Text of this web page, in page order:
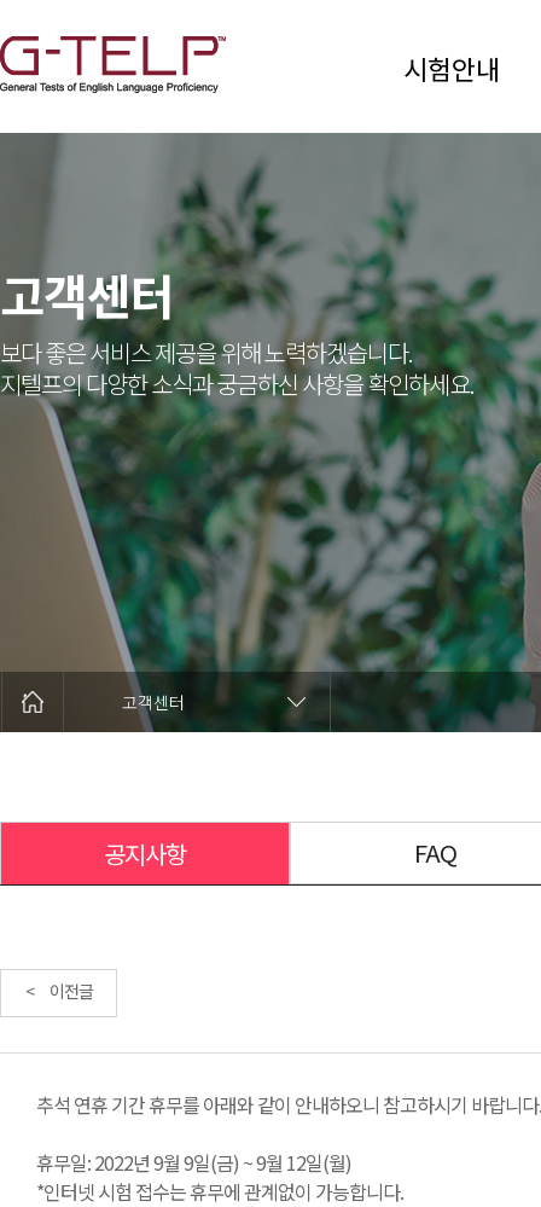
시험안내
고객센터
보다 좋은 서비스 제공을 위해 노력하겠습니다.
지텔프의 다양한 소식과 궁금하신 사항을 확인하세요.
고객센터
공지사항 FAQ
< 이전글
추석 연휴 기간 휴무를 아래와 같이 안내하오니 참고하시기 바랍니다.
휴무일: 2022년 9월 9일(금) ~ 9월 12일(월)
*인터넷 시험 접수는 휴무에 관계없이 가능합니다.